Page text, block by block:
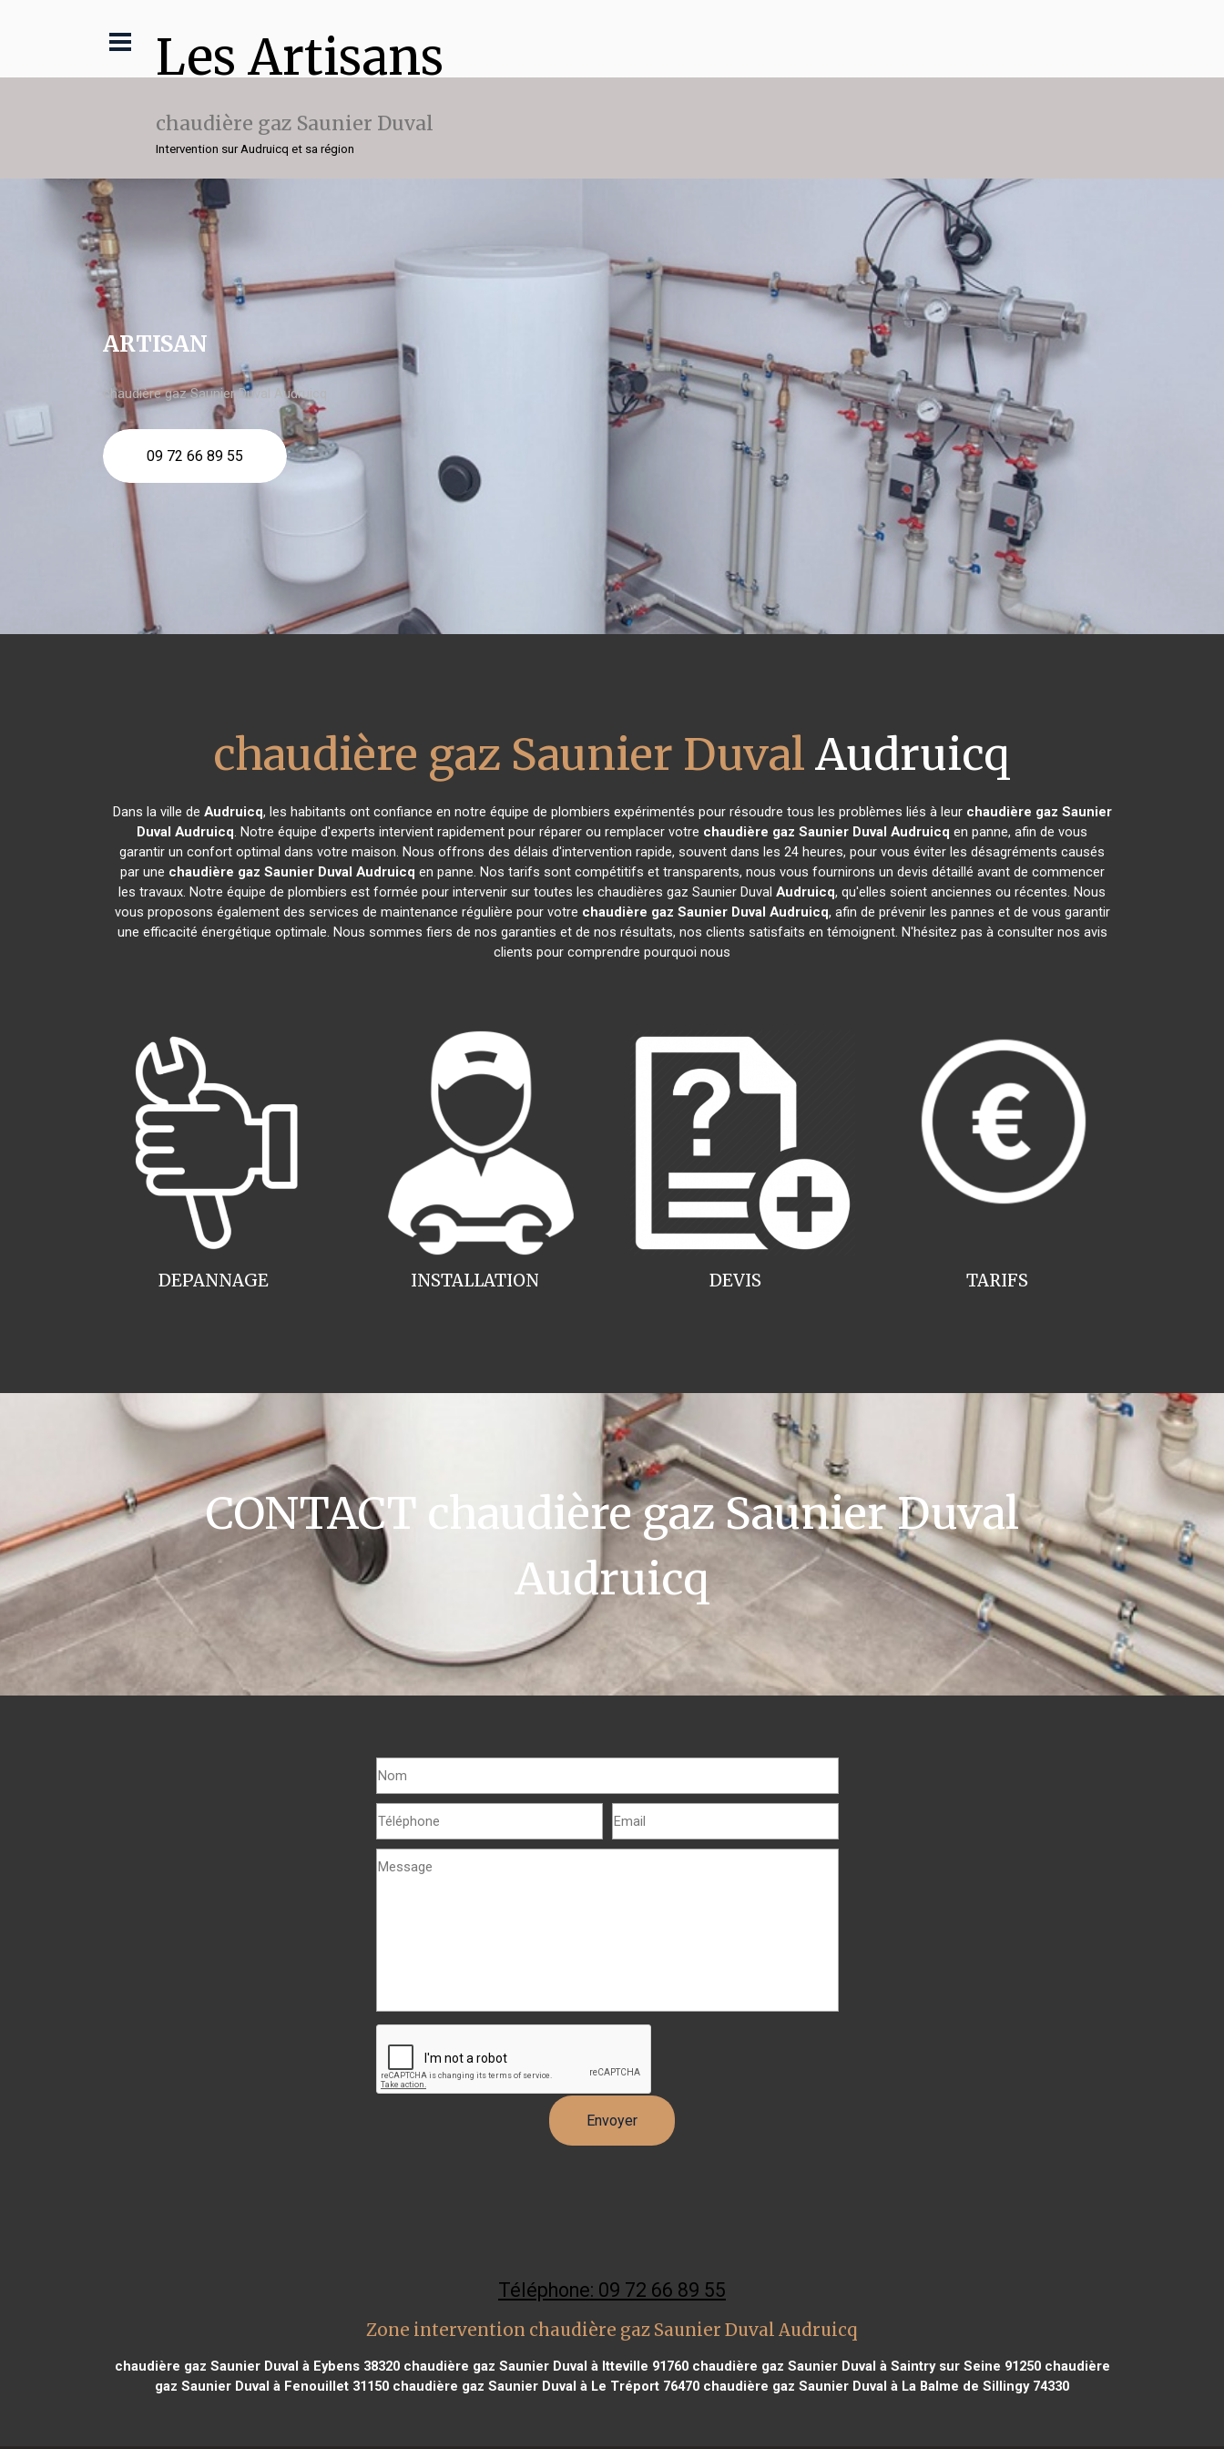
Les Artisans
chaudière gaz Saunier Duval
Intervention sur Audruicq et sa région
ARTISAN
chaudière gaz Saunier Duval Audruicq
09 72 66 89 55
chaudière gaz Saunier Duval Audruicq
Dans la ville de Audruicq, les habitants ont confiance en notre équipe de plombiers expérimentés pour résoudre tous les problèmes liés à leur chaudière gaz Saunier
Duval Audruicq. Notre équipe d'experts intervient rapidement pour réparer ou remplacer votre chaudière gaz Saunier Duval Audruicq en panne, afin de vous
garantir un confort optimal dans votre maison. Nous offrons des délais d'intervention rapide, souvent dans les 24 heures, pour vous éviter les désagréments causés
par une chaudière gaz Saunier Duval Audruicq en panne. Nos tarifs sont compétitifs et transparents, nous vous fournirons un devis détaillé avant de commencer
les travaux. Notre équipe de plombiers est formée pour intervenir sur toutes les chaudières gaz Saunier Duval Audruicq, qu'elles soient anciennes ou récentes. Nous
vous proposons également des services de maintenance régulière pour votre chaudière gaz Saunier Duval Audruicq, afin de prévenir les pannes et de vous garantir
une efficacité énergétique optimale. Nous sommes fiers de nos garanties et de nos résultats, nos clients satisfaits en témoignent. N'hésitez pas à consulter nos avis
clients pour comprendre pourquoi nous
INSTALLATION
DEPANNAGE TARIFS
DEVIS
CONTACT chaudière gaz Saunier Duval
Audruicq
Téléphone: 09 72 66 89 55
Zone intervention chaudière gaz Saunier Duval Audruicq
chaudière gaz Saunier Duval à Eybens 38320chaudière gaz Saunier Duval à Itteville 91760chaudière gaz Saunier Duval à Saintry sur Seine 91250chaudière
gaz Saunier Duval à Fenouillet 31150 chaudière gaz Saunier Duval à Le Tréport 76470 chaudière gaz Saunier Duval à La Balme de Sillingy 74330